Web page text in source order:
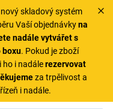
skladový systém
Vaší objednávkyna
nadále vytvářet s
boxu. Pokud je zboží
ho i nadálerezervovat
za trpělivost a
i nadále.